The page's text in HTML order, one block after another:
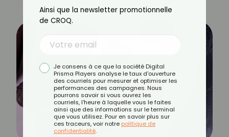
Ainsi que la newsletter promotionnelle
de CROQ.
Je consens à ce que la société Digital
Prisma Players analyse le taux d'ouverture
des courriels pour mesurer et optimiser les
performances des campagnes. Nous
pourrons savoir si vous ouvrez les
courriels, l'heure à laquelle vous le faites
ainsi que des informations sur le terminal
que vous utilisez. Pour en savoir plus sur
ces traceurs, voir notre politique de
confidentialité.